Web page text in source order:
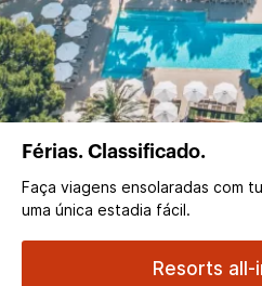
Férias. Classificado.
Faça viagens ensolaradas com
uma única estadia fácil.
Resorts all-